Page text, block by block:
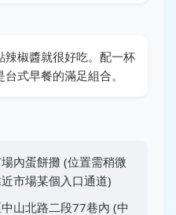
椒醬就很好吃。配一杯
式早餐的滿足組合。
內蛋餅攤 (位置需稍微
市場某個入口通道)
山北路二段77巷內 (中